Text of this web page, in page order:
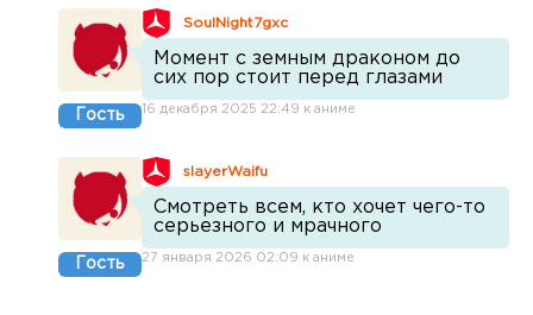
Гость
SoulNight7gxc
Момент с земным драконом до
сих пор стоит перед глазами
16 декабря 2025 22:49 к аниме
Гость
slayerWaifu
Смотреть всем, кто хочет чего-то
серьезного и мрачного
27 января 2026 02:09 к аниме